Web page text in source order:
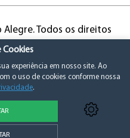
Todos os direitos
e Consentimento
Cookies
experiência em nosso site. Ao
o uso de cookies conforme nossa
.